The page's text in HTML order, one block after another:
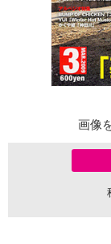
画像